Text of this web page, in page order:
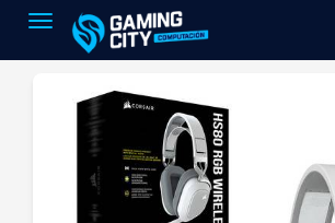
Toggle navigation